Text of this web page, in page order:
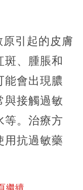
引起的皮膚
斑、腫脹和
能會出現膿
與接觸過敏
等。治療方
用抗過敏藥
繼續